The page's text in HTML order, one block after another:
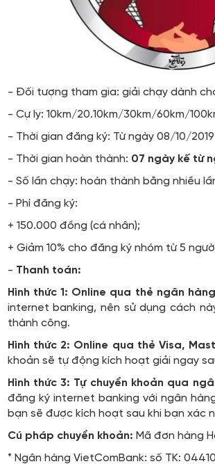
- Đối tượng tham gia: giải chạy dành
- Cự ly: 10km/20.10km/30km/60km/
- Thời gian đăng ký: Từ ngày 08/10/
- Thời gian hoàn thành: 07 ngày kế từ
- Số lần chạy: hoàn thành bằng nhiều
- Phí đăng ký:
+ 150.000 đồng (cá nhân);
+ Giảm 10% cho đăng ký nhóm từ 5
- Thanh toán:
Hình thức 1: Online qua thẻ ngân
internet banking, nên sử dụng cách
thành công.
Hình thức 2: Online qua thẻ Visa,
khoản sẽ tự động kích hoạt giải ngay
Hình thức 3: Tự chuyển khoản qua
đăng ký internet banking với ngân
bạn sẽ được kích hoạt sau khi bạn xác
Cú pháp chuyển khoản: Mã đơn hàng
* Ngân hàng VietComBank: số TK: